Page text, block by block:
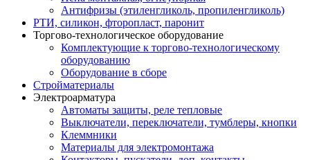
Антифризы (этиленгликоль, пропиленгликоль)
РТИ, силикон, фторопласт, паронит
Торгово-технологическое оборудование
Комплектующие к торгово-технологическому
оборудованию
Оборудование в сборе
Стройматериалы
Электроарматура
Автоматы защиты, реле тепловые
Выключатели, переключатели, тумблеры, кнопки
Клеммники
Материалы для электромонтажа